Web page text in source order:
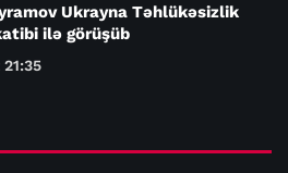
Ukrayna Təhlükəsizlik
ilə görüşüb